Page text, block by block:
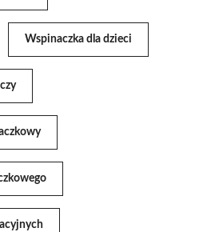
Wspinaczka dla dzieci